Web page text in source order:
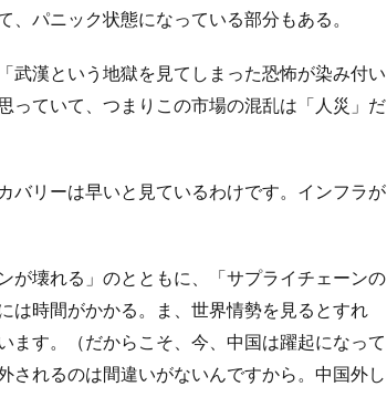
パニック状態になっている部分もある。
武漢という地獄を見てしまった恐怖が染み付い
っていて、つまりこの市場の混乱は「人災」だ
バリーは早いと見ているわけです。インフラが
が壊れる」のとともに、「サプライチェーンの
は時間がかかる。ま、世界情勢を見るとすれ
ます。（だからこそ、今、中国は躍起になって
されるのは間違いがないんですから。中国外し